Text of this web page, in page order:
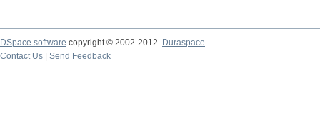
DSpace software copyright © 2002-2012
Duraspace
Contact Us
Send Feedback